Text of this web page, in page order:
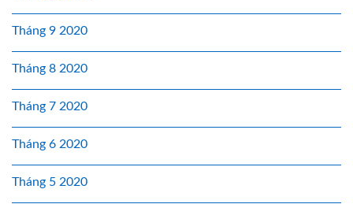
Tháng 9 2020
Tháng 8 2020
Tháng 7 2020
Tháng 6 2020
Tháng 5 2020